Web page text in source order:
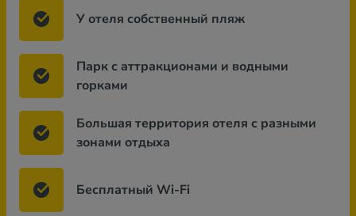
У отеля собственный пляж
Парк с аттракционами и водными
горками
Большая территория отеля с разными
зонами отдыха
Бесплатный Wi-Fi